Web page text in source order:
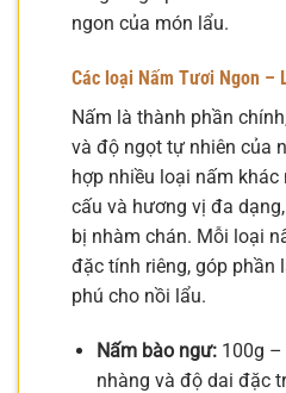
ngon của món lẩu.
Các loại Nấm Tươi Ngon –
Nấm là thành phần
và độ ngọt tự nhiên của
hợp nhiều loại nấm
cấu và hương vị đa
bị nhàm chán. Mỗi loại
đặc tính riêng, góp phần
phú cho nồi lẩu.
Nấm bào ngư:100g –
nhàng và độ dai đặc